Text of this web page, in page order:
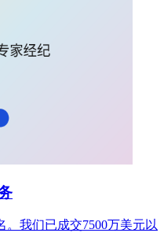
我们已成交7500万美元以